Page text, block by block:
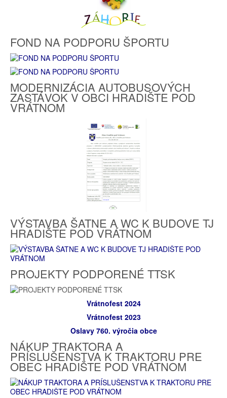
FOND NA PODPORU ŠPORTU
MODERNIZÁCIA AUTOBUSOVÝCH
ZASTÁVOK V OBCI HRADIŠTE POD
VRÁTNOM
VÝSTAVBA ŠATNE A WC K BUDOVE TJ
HRADIŠTE POD VRÁTNOM
PROJEKTY PODPORENÉ TTSK
Vrátnofest 2024
Vrátnofest 2023
Oslavy 760. výročia obce
NÁKUP TRAKTORA A
PRÍSLUŠENSTVA K TRAKTORU PRE
OBEC HRADIŠTE POD VRÁTNOM